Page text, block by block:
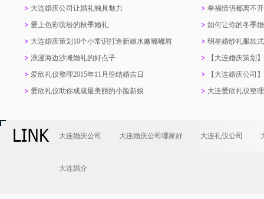
大连婚庆公司让婚礼独具魅力
幸福情侣都离不
爱上色彩缤纷的秋季婚礼
如何让你的冬季
大连婚庆策划10个小常识打造新娘水嫩嘟嘟唇
明星婚纱礼服款
浪漫海边沙滩婚礼的好点子
【大连婚庆策划
爱欣礼仪整理2015年11月份结婚吉日
【大连婚庆公司
致辞
爱欣礼仪助你成就最美丽的小脸新娘 大连爱欣礼仪整
大连婚庆公司 大连婚庆公司哪家好 大连礼仪公司
大连婚介